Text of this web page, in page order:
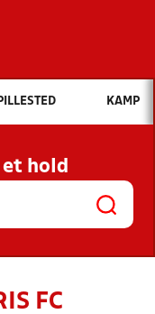
vil du søge efter?
OG NYHEDER
OG
KAMP
hold
FC